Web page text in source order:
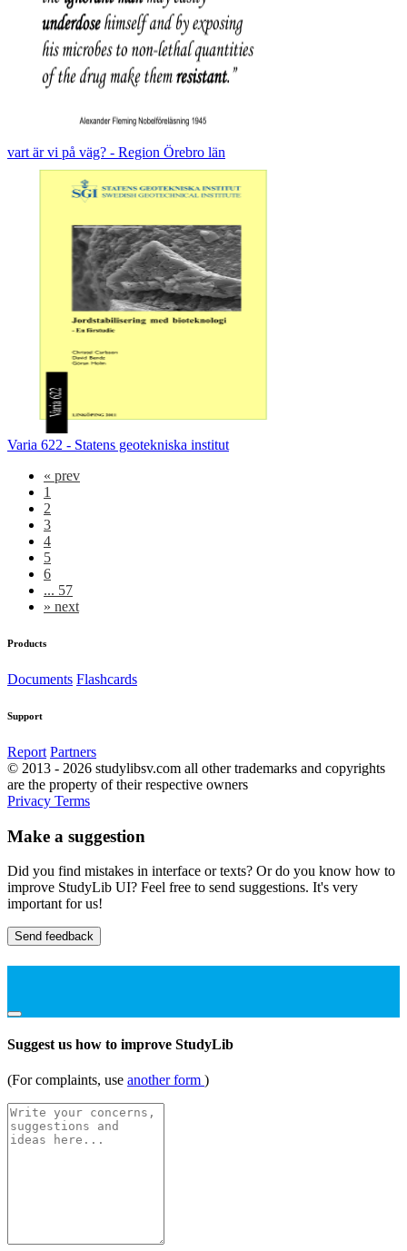
vart är vi på väg? - Region Örebro län
Varia 622 - Statens geotekniska institut
« prev
1
2
3
4
5
6
... 57
» next
Products
Documents Flashcards
Support
Report Partners
© 2013 - 2026 studylibsv.com all other trademarks and copyrights
are the property of their respective owners
Privacy Terms
Make a suggestion
Did you find mistakes in interface or texts? Or do you know how to
improve StudyLib UI? Feel free to send suggestions. It's very
important for us!
Send feedback
Suggest us how to improve StudyLib
(For complaints, use another form )